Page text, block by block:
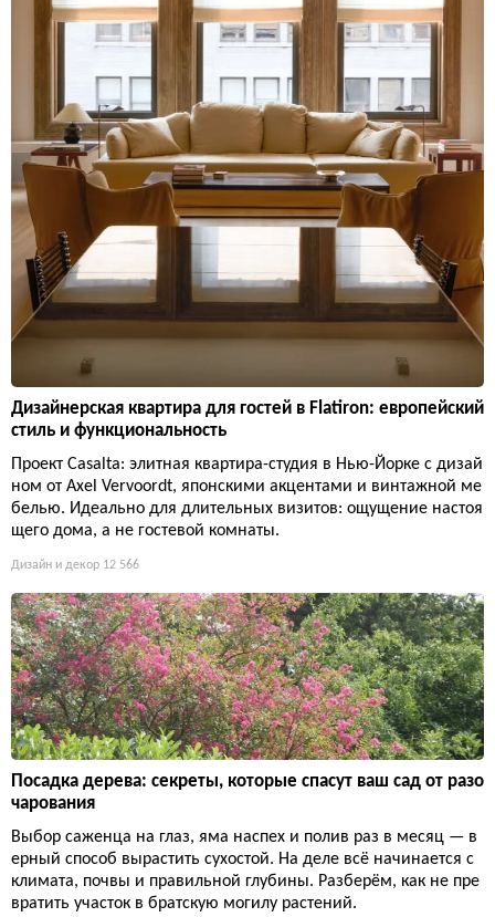
Дизайнерская квартира для гостей в Flatiron: европейский
стиль и функциональность
Проект Casalta: элитная квартира-студия в Нью-Йорке с дизай
ном от Axel Vervoordt, японскими акцентами и винтажной ме
белью. Идеально для длительных визитов: ощущение настоя
щего дома, а не гостевой комнаты.
Дизайн и декор 12 566
Посадка дерева: секреты, которые спасут ваш сад от разо
чарования
Выбор саженца на глаз, яма наспех и полив раз в месяц — в
ерный способ вырастить сухостой. На деле всё начинается с
климата, почвы и правильной глубины. Разберём, как не пре
вратить участок в братскую могилу растений.